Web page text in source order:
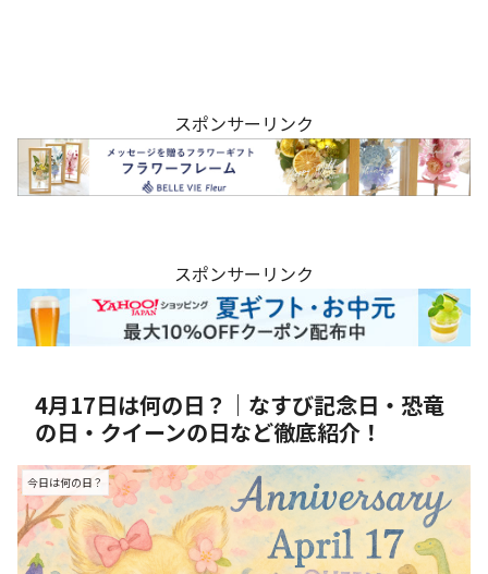
スポンサーリンク
スポンサーリンク
4月17日は何の日？｜なすび記念日・恐竜
の日・クイーンの日など徹底紹介！
今日は何の日？